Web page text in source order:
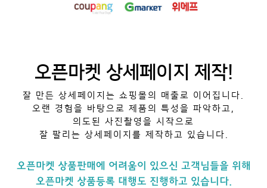
오픈마켓 상세페이지 제작!
잘 만든 상세페이지는 쇼핑몰의 매출로 이어집니다.
오랜 경험을 바탕으로 제품의 특성을 파악하고,
의도된 사진촬영을 시작으로
잘 팔리는 상세페이지를 제작하고 있습니다.
오픈마켓 상품판매에 어려움이 있으신 고객님들을 위해
오픈마켓 상품등록 대행도 진행하고 있습니다.